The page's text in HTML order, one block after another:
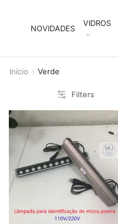
NOVIDADES
VIDROS
Início Verde
Filters